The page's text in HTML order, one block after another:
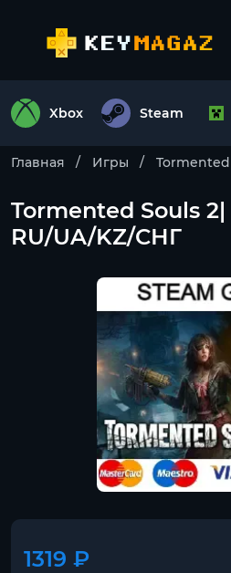
Xbox Steam
Главная Игры Tormented
Tormented Souls
RU/UA/KZ/CНГ
1319 ₽